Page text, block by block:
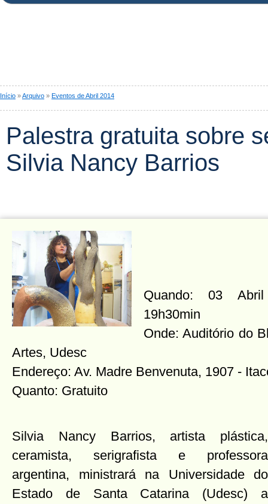
Início »Arquivo » Eventos de Abril 2014
Palestra gratuita sobre
Silvia Nancy Barrios
Quando: 03
19h30min
Onde: Auditório do
Artes, Udesc
Endereço: Av. Madre Benvenuta, 1907 -
Quanto: Gratuito
Silvia Nancy Barrios, artista plástica,
ceramista, serigrafista e professora
argentina, ministrará na Universidade do
Estado de Santa Catarina (Udesc) a